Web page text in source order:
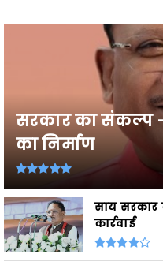
सरकार का संकल्प -
का निर्माण
साय सरकार
कार्रवाई